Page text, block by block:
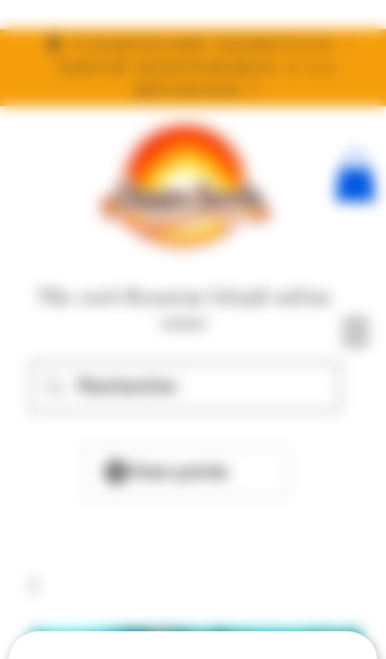
🧬 Compound Genetics :
The 100% Reunion Island online
View points